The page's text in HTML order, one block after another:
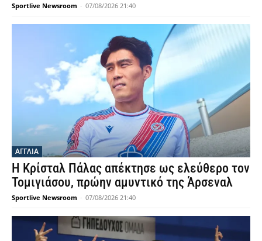
Sportlive Newsroom - 07/08/2026 21:40
ΑΓΓΛΙΑ
Η Κρίσταλ Πάλας απέκτησε ως ελεύθερο τον
Τομιγιάσου, πρώην αμυντικό της Άρσεναλ
Sportlive Newsroom - 07/08/2026 21:40